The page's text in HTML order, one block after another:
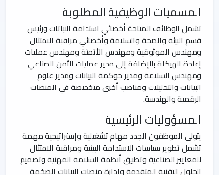
المسميات الوظيفية المطلوبة
تشمل الوظائف المتاحة أخصائي استدامة النباتات ورئيس
قسم البيئة والصحة والسلامة وأخصائي مراقبة الامتثال
ومهندس الموثوقية ومهندس الأتمتة ومهندس عمليات
إعادة الهيكلة بالإضافة إلى مدير عمليات الأمن الصناعي
ومهندس السلامة ومدير حوكمة البيانات ومدير علوم
البيانات والتحليلات ومناصب أخرى متخصصة في المنصات
الرقمية والهندسة.
المسؤوليات الرئيسية
يتولى الموظفون الجدد مهام تشغيلية وإستراتيجية مهمة
تشمل تطوير سياسات الاستدامة البيئية ومراقبة الامتثال
للمعايير الصناعية وتطبيق أنظمة السلامة المهنية وتصميم
الحلول التقنية المتقدمة وإدارة منصات البيانات الضخمة